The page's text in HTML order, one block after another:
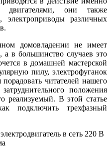
двигателями, они также
электроприводы различных
домовладении не имеет
а в большинство случаев это
в домашней мастерской
пилу, электрофуганок
читателей нашего
положения
реализуемый. В этой статье
подключить трехфазный